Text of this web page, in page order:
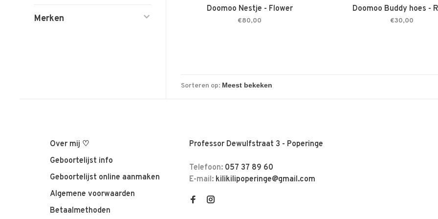
Merken
Doomoo Nestje - Flower
€80,00
Doomoo Buddy hoes -
€30,00
Sorteren op:
Over mij ♡
Geboortelijst info
Geboortelijst online aanmaken
Algemene voorwaarden
Betaalmethoden
Professor Dewulfstraat 3 - Poperinge
Telefoon: 057 37 89 60
E-mail: kilikilipoperinge@gmail.com